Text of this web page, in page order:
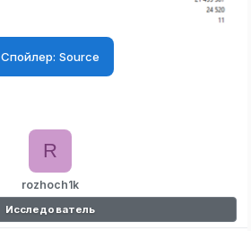
Спойлер: Source
rozhoch1k
R
Исследователь